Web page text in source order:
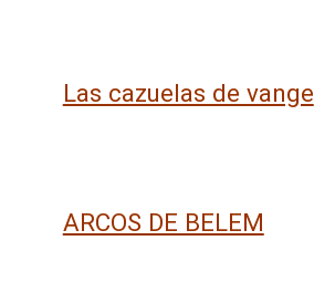
Las cazuelas de vange
ARCOS DE BELEM